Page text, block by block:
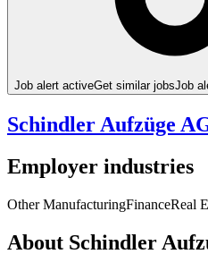
Job alert activeGet similar jobsJob
Schindler Aufzüge
Employer industries
Other ManufacturingFinanceReal
About Schindler